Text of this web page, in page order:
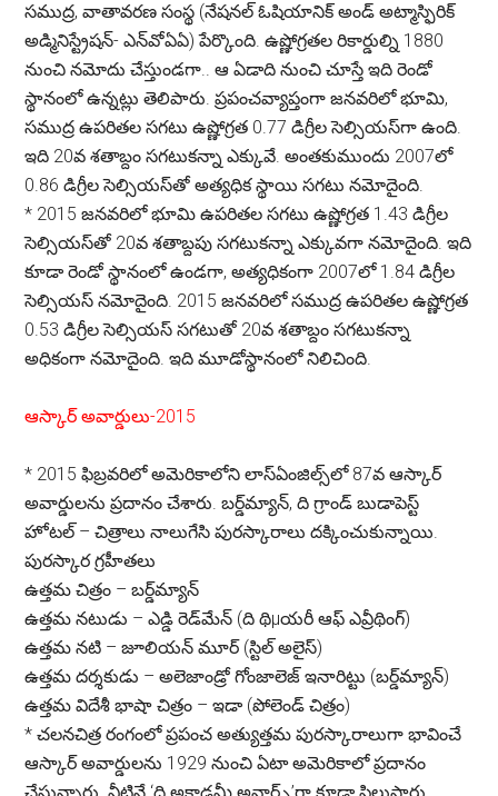
సముద్ర, వాతావరణ సంస్థ (నేషనల్ ఓషియానిక్ అండ్ అట్మాస్ఫిరిక్
అడ్మినిస్ట్రేషన్- ఎన్‌వోఏఏ) పేర్కొంది. ఉష్ణోగ్రతల రికార్డుల్ని 1880
నుంచి నమోదు చేస్తుండగా.. ఆ ఏడాది నుంచి చూస్తే ఇది రెండో
స్థానంలో ఉన్నట్లు తెలిపారు. ప్రపంచవ్యాప్తంగా జనవరిలో భూమి,
సముద్ర ఉపరితల సగటు ఉష్ణోగ్రత 0.77 డిగ్రీల సెల్సియస్‌గా ఉంది.
ఇది 20వ శతాబ్దం సగటుకన్నా ఎక్కువే. అంతకుముందు 2007లో
0.86 డిగ్రీల సెల్సియస్‌తో అత్యధిక స్థాయి సగటు నమోదైంది.
* 2015 జనవరిలో భూమి ఉపరితల సగటు ఉష్ణోగ్రత 1.43 డిగ్రీల
సెల్సియస్‌తో 20వ శతాబ్దపు సగటుకన్నా ఎక్కువగా నమోదైంది. ఇది
కూడా రెండో స్థానంలో ఉండగా, అత్యధికంగా 2007లో 1.84 డిగ్రీల
సెల్సియస్ నమోదైంది. 2015 జనవరిలో సముద్ర ఉపరితల ఉష్ణోగ్రత
0.53 డిగ్రీల సెల్సియస్ సగటుతో 20వ శతాబ్దం సగటుకన్నా
అధికంగా నమోదైంది. ఇది మూడోస్థానంలో నిలిచింది.
ఆస్కార్ అవార్డులు-2015
* 2015 ఫిబ్రవరిలో అమెరికాలోని లాస్ఏంజిల్స్‌లో 87వ ఆస్కార్
అవార్డులను ప్రదానం చేశారు. బర్డ్‌మ్యాన్, ది గ్రాండ్ బుడాపెస్ట్
హోటల్ – చిత్రాలు నాలుగేసి పురస్కారాలు దక్కించుకున్నాయి.
పురస్కార గ్రహీతలు
ఉత్తమ చిత్రం – బర్డ్‌మ్యాన్
ఉత్తమ నటుడు – ఎడ్డి రెడ్‌మేన్ (ది థిµయరీ ఆఫ్ ఎవ్రీథింగ్)
ఉత్తమ నటి – జూలియన్ మూర్ (స్టిల్ అలైస్)
ఉత్తమ దర్శకుడు – అలెజాండ్రో గోంజాలెజ్ ఇనారిట్టు (బర్డ్‌మ్యాన్)
ఉత్తమ విదేశీ భాషా చిత్రం – ఇడా (పోలెండ్ చిత్రం)
* చలనచిత్ర రంగంలో ప్రపంచ అత్యుత్తమ పురస్కారాలుగా భావించే
ఆస్కార్ అవార్డులను 1929 నుంచి ఏటా అమెరికాలో ప్రదానం